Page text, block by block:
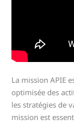
La mission APIE
optimisée des
les stratégies de
mission est